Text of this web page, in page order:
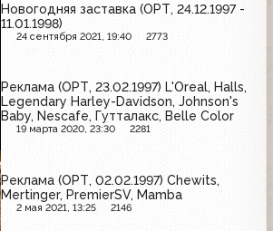
Новогодняя заставка (ОРТ, 24.12.1997 -
11.01.1998)
24 сентября 2021, 19:40 2773
Реклама (ОРТ, 23.02.1997) L'Oreal, Halls,
Legendary Harley-Davidson, Johnson's
Baby, Nescafe, Гутталакс, Belle Color
19 марта 2020, 23:30 2281
Реклама (ОРТ, 02.02.1997) Chewits,
Mertinger, PremierSV, Mamba
2 мая 2021, 13:25 2146